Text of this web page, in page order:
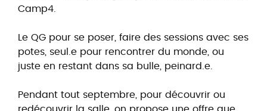
Camp4.
Le QG pour se poser, faire des sessions avec ses
potes, seul.e pour rencontrer du monde, ou
juste en restant dans sa bulle, peinard.e.
Pendant tout septembre, pour découvrir ou
redécouvrir la salle, on propose une offre que